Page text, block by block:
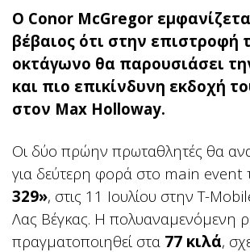
Ο Conor McGregor
βέβαιος ότι στην επιστροφή
οκτάγωνο θα παρουσιάσει
και πιο επικίνδυνη εκδοχή
στον Max Holloway.
Οι δύο πρώην πρωταθλητές θα
για δεύτερη φορά στο main event
329», στις 11 Ιουλίου στην T-
Λας Βέγκας. Η πολυαναμενόμενη
πραγματοποιηθεί στα 77 κιλά,